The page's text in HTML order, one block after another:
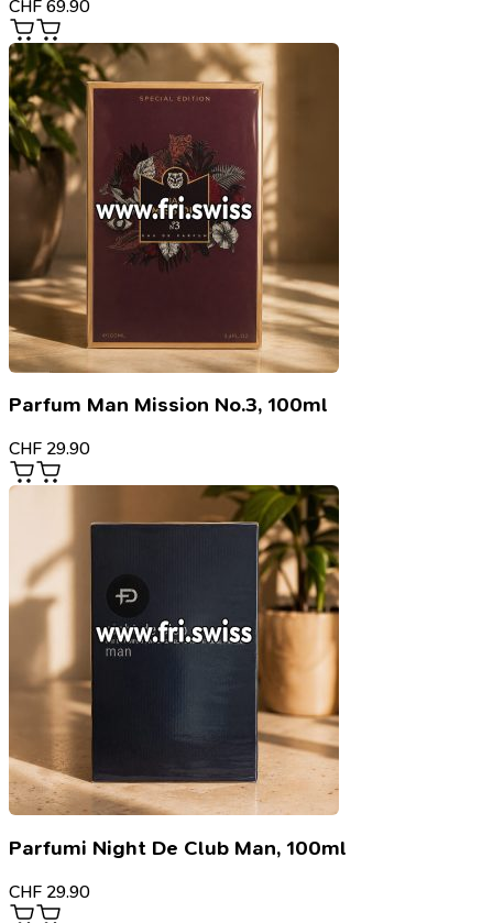
CHF 69.90
Parfum Man Mission No.3, 100ml
CHF 29.90
Parfumi Night De Club Man, 100ml
CHF 29.90